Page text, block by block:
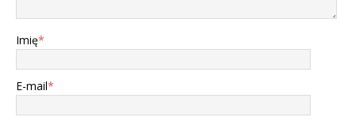
Imię*
E-mail*